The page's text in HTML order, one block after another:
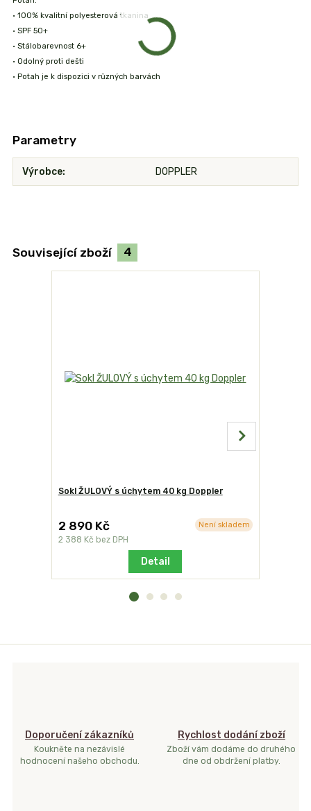
• 100% kvalitní polyesterová tkanina
• SPF 50+
• Stálobarevnost 6+
• Odolný proti dešti
• Potah je k dispozici v různých barvách
Parametry
Výrobce DOPPLER
Související zboží 4
Sokl ŽULOVÝ s úchytem 40 kg Doppler
2 890 Kč
2 388 Kč bez DPH
Není skladem
Detail
Doporučení zákazníků
Koukněte na nezávislé
hodnocení našeho obchodu.
Rychlost dodání zboží
Zboží vám dodáme do druhého
dne od obdržení platby.